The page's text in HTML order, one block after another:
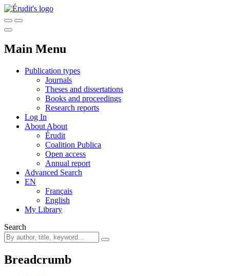
Main Menu
Publication types
Journals
Theses and dissertations
Books and proceedings
Research reports
Log In
About About
Érudit
Coalition Publica
Open access
Annual report
Advanced Search
EN
Français
English
My Library
Search
Breadcrumb